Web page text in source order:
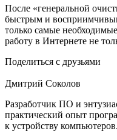
После «генеральной
быстрым и
только самые
работу в Интернете не
Поделиться с друзьями
Дмитрий Соколов
Разработчик ПО и
практический опыт
к устройству компьютеров.